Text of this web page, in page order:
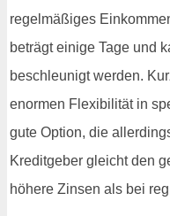
regelmäßiges
beträgt einige Tage und
beschleunigt werden.
enormen Flexibilität in
gute Option, die
Kreditgeber gleicht den
höhere Zinsen als bei